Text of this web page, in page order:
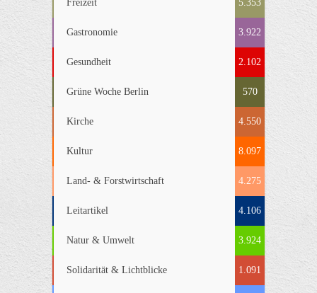
Freizeit 5.353
Gastronomie 3.922
Gesundheit 2.102
Grüne Woche Berlin 570
Kirche 4.550
Kultur 8.097
Land- & Forstwirtschaft 4.275
Leitartikel 4.106
Natur & Umwelt 3.924
Solidarität & Lichtblicke 1.091